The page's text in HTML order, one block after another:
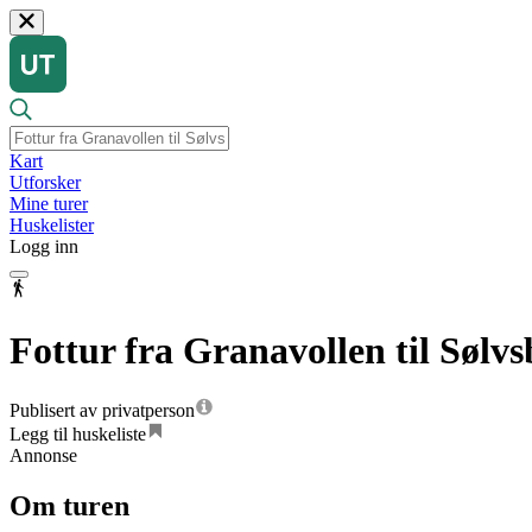
Kart
Utforsker
Mine turer
Huskelister
Logg inn
Fottur fra Granavollen til
Publisert av privatperson
Legg til huskeliste
Annonse
Om turen